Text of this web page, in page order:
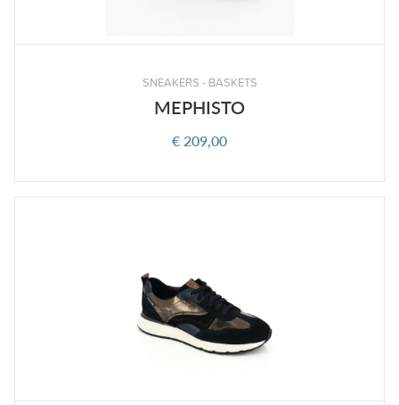
SNEAKERS - BASKETS
MEPHISTO
€ 209,00